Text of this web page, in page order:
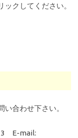
クしてください。
合わせ下さい。
E-mail: